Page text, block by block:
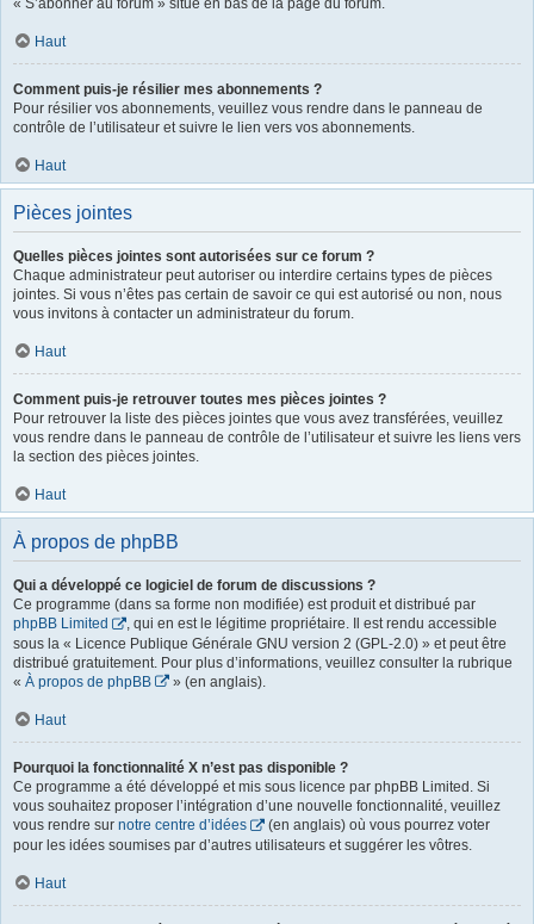
« S’abonner au forum » situé en bas de la page du forum.
Haut
Comment puis-je résilier mes abonnements ?
Pour résilier vos abonnements, veuillez vous rendre dans le panneau de
contrôle de l’utilisateur et suivre le lien vers vos abonnements.
Haut
Pièces jointes
Quelles pièces jointes sont autorisées sur ce forum ?
Chaque administrateur peut autoriser ou interdire certains types de pièces
jointes. Si vous n’êtes pas certain de savoir ce qui est autorisé ou non, nous
vous invitons à contacter un administrateur du forum.
Haut
Comment puis-je retrouver toutes mes pièces jointes ?
Pour retrouver la liste des pièces jointes que vous avez transférées, veuillez
vous rendre dans le panneau de contrôle de l’utilisateur et suivre les liens vers
la section des pièces jointes.
Haut
À propos de phpBB
Qui a développé ce logiciel de forum de discussions ?
Ce programme (dans sa forme non modifiée) est produit et distribué par
phpBB Limited
, qui en est le légitime propriétaire. Il est rendu accessible
sous la « Licence Publique Générale GNU version 2 (GPL-2.0) » et peut être
distribué gratuitement. Pour plus d’informations, veuillez consulter la rubrique
« À propos de phpBB » (en anglais).
Haut
Pourquoi la fonctionnalité X n’est pas disponible ?
Ce programme a été développé et mis sous licence par phpBB Limited. Si
vous souhaitez proposer l’intégration d’une nouvelle fonctionnalité, veuillez
vous rendre sur notre centre d’idées
(en anglais) où vous pourrez voter
pour les idées soumises par d’autres utilisateurs et suggérer les vôtres.
Haut